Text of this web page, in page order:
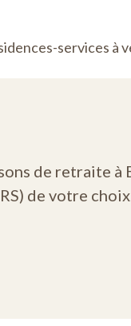
services à
de retraite
de votre